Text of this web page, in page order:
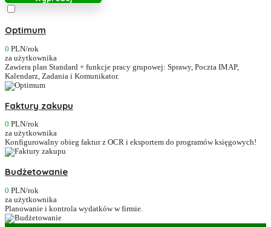
Optimum
0 PLN/rok
za użytkownika
Zawiera plan Standard + funkcje pracy grupowej: Sprawy, Poczta IMAP,
Kalendarz, Zadania i Komunikator.
Faktury zakupu
0 PLN/rok
za użytkownika
Konfigurowalny obieg faktur z OCR i eksportem do programów księgowych!
Budżetowanie
0 PLN/rok
za użytkownika
Planowanie i kontrola wydatków w firmie.